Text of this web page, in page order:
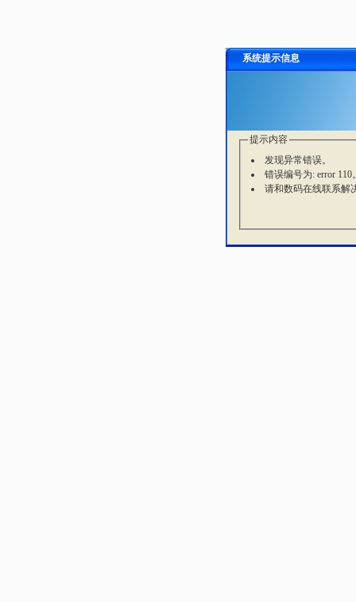
系统提示信息
提示内容
发现异常错误。
错误编号为: error 110
请和数码在线联系解